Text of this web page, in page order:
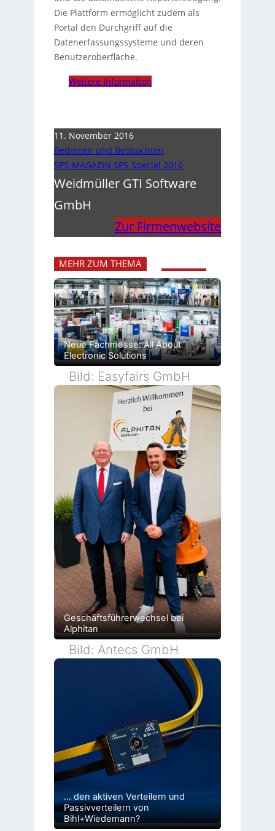
Die Plattform ermöglicht zudem als
Portal den Durchgriff auf die
Datenerfassungssysteme und deren
Benutzeroberfläche.
Weitere Information
11. November 2016
Bedienen und Beobachten
SPS-MAGAZIN SPS-Special 2016
Weidmüller GTI Software
GmbH
Zur Firmenwebsite
MEHR ZUM THEMA
Neue Fachmesse: All About
Electronic Solutions
Bild: Easyfairs GmbH
Geschäftsführerwechsel bei
Alphitan
Bild: Antecs GmbH
… den aktiven Verteilern und
Passivverteilern von
Bihl+Wiedemann?